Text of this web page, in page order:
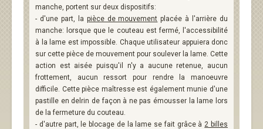
manche, portent sur deux dispositifs:
- d'une part, la pièce de mouvement placée à l'arrière du
manche: lorsque que le couteau est fermé, l'accessibilité
à la lame est impossible. Chaque utilisateur appuiera donc
sur cette pièce de mouvement pour soulever la lame. Cette
action est aisée puisqu'il n'y a aucune retenue, aucun
frottement, aucun ressort pour rendre la manoeuvre
difficile. Cette pièce maîtresse est également munie d'une
pastille en delrin de façon à ne pas émousser la lame lors
de la fermeture du couteau.
- d'autre part, le blocage de la lame se fait grâce à 2 billes